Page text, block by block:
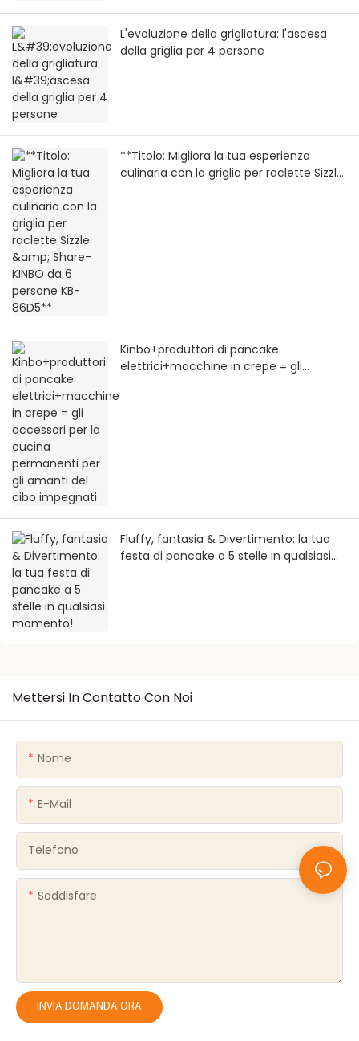
L'evoluzione della grigliatura: l'ascesa
della griglia per 4 persone
**Titolo: Migliora la tua esperienza
culinaria con la griglia per raclette Sizzle
Kinbo+produttori di pancake
elettrici+macchine in crepe = gli
Fluffy, fantasia & Divertimento: la tua
festa di pancake a 5 stelle in qualsiasi
Mettersi In Contatto Con Noi
Nome
E-Mail
Telefono
Soddisfare
INVIA DOMANDA ORA